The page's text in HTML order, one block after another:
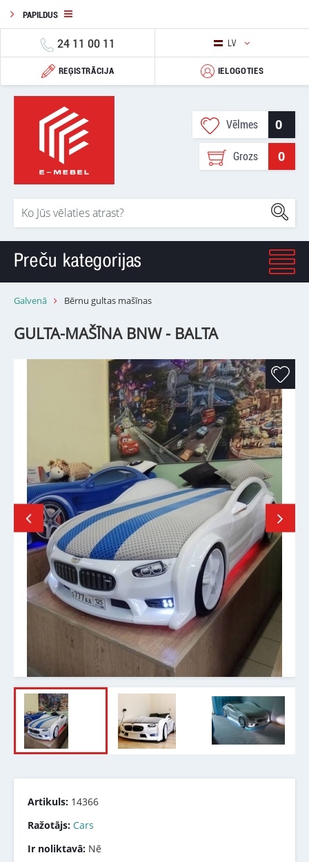
PAPILDUS
24 11 00 11 LV
REĢISTRĀCIJA IELOGOTIES
Vēlmes 0
Grozs 0
Preču kategorijas
Galvenā Bērnu gultas mašīnas
GULTA-MAŠĪNA BNW - BALTA
Artikuls: 14366
Ražotājs: Cars
Ir noliktavā: Nē